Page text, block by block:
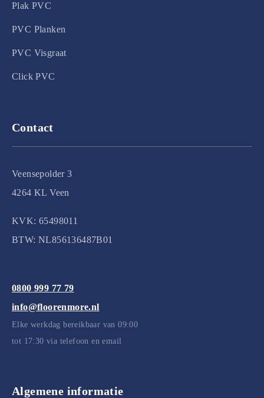
Plak PVC
PVC Planken
PVC Visgraat
Click PVC
Contact
Veensepolder 3
4264 KL Veen
KVK: 65498011
BTW: NL856136487B01
0800 999 77 79
info@floorenmore.nl
Elke werkdag bereikbaar van 09:00
tot 17:30 via telefoon en email
Algemene informatie